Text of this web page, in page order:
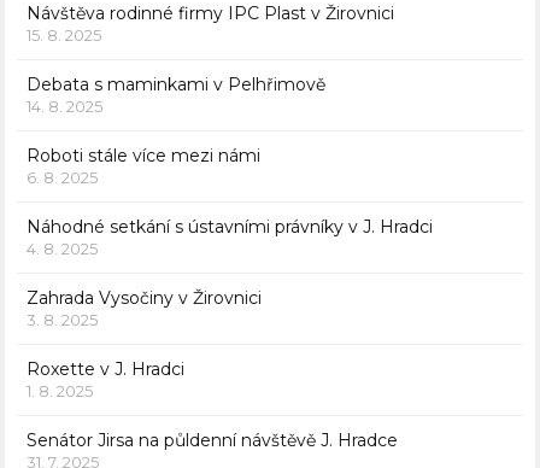
Návštěva rodinné firmy IPC Plast v Žirovnici
15. 8. 2025
Debata s maminkami v Pelhřimově
14. 8. 2025
Roboti stále více mezi námi
6. 8. 2025
Náhodné setkání s ústavními právníky v J. Hradci
4. 8. 2025
Zahrada Vysočiny v Žirovnici
3. 8. 2025
Roxette v J. Hradci
1. 8. 2025
Senátor Jirsa na půldenní návštěvě J. Hradce
31. 7. 2025